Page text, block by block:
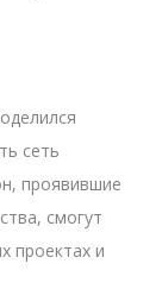
сеть
проявившие
смогут
проектах и